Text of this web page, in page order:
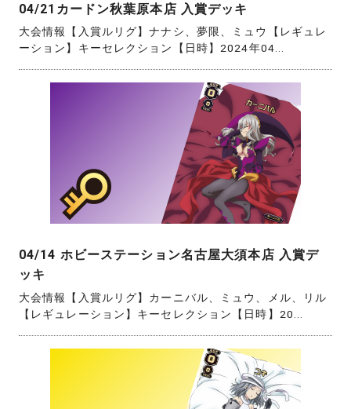
04/21カードン秋葉原本店 入賞デッキ
大会情報【入賞ルリグ】ナナシ、夢限、ミュウ【レギュレ
ーション】キーセレクション【日時】2024年04...
04/14 ホビーステーション名古屋大須本店 入賞デ
ッキ
大会情報【入賞ルリグ】カーニバル、ミュウ、メル、リル
【レギュレーション】キーセレクション【日時】20...